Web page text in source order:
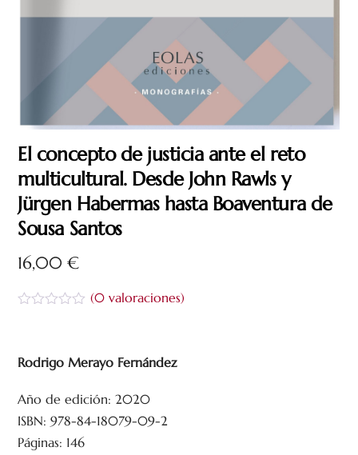
El concepto de justicia ante el reto
multicultural. Desde John Rawls y
Jürgen Habermas hasta Boaventura de
Sousa Santos
16,00€
o
r
d
o
c
n
(0valoraciones)
Rodrigo Merayo Fernández
Año de edición: 2020
ISBN: 978-84-18079-09-2
Páginas: 146